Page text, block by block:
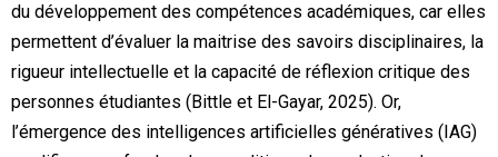
du développement des compétences académiques, car elles
permettent d’évaluer la maitrise des savoirs disciplinaires, la
rigueur intellectuelle et la capacité de réflexion critique des
personnes étudiantes (Bittle et El-Gayar, 2025). Or,
l’émergence des intelligences artificielles génératives (IAG)